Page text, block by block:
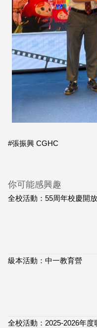
#張振興 CGHC
你可能感興趣
全校活動：55周年校慶開
級本活動：中一教育營
全校活動：2025-2026年度